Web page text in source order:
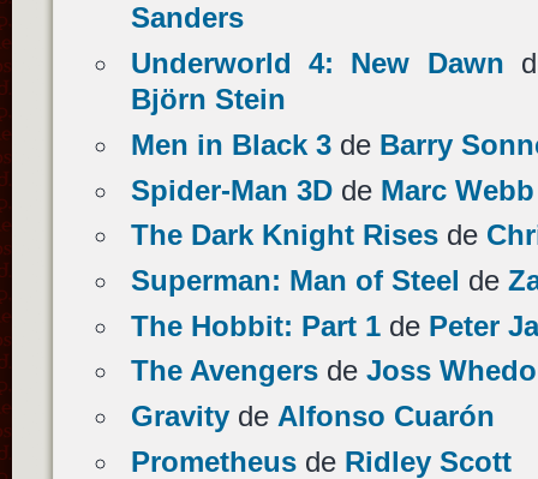
Sanders
Underworld 4: New Dawn
Björn Stein
Men in Black 3de Barry
Spider-Man 3Dde Marc Webb
The Dark Knight Risesde
Superman: Man of Steel de
The Hobbit: Part 1de Peter
The Avengersde Joss
Gravityde Alfonso Cuarón
Prometheusde Ridley Scott